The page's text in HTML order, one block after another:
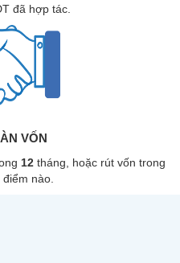
đã hợp tác.
VỐN
12tháng, hoặc rút vốn trong
nào.